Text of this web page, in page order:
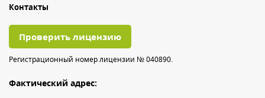
Контакты
Проверить лицензию
Регистрационный номер лицензии № 040890.
Фактический адрес: